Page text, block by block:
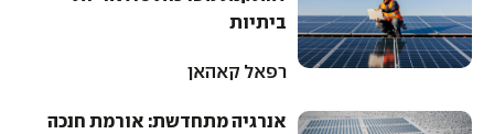
ביתיות
רפאל קאהאן
אנרגיה מתחדשת: אורמת חנכה